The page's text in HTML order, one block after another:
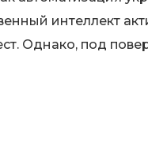
интеллект
Однако, под